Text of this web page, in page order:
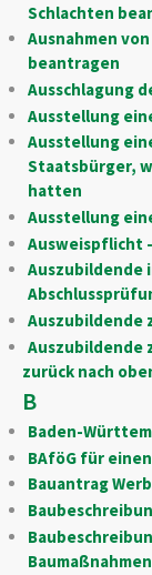
Schlachten
Ausnahmen
beantragen
Ausschlagung
Ausstellung
Ausstellung
Staatsbürger,
hatten
Ausstellung
Ausweispflicht
Auszubildende
Auszubildende
Auszubildende
zurück nach
B
Baden-
BAföG für
Bauantrag
Baumaßnahmen